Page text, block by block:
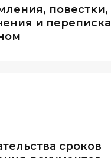
повестки,
и переписка
сроков